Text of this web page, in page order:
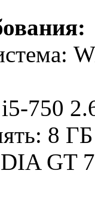
750
8 ГБ
GT